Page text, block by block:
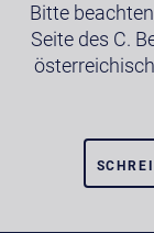
Bitte
Seite des C.